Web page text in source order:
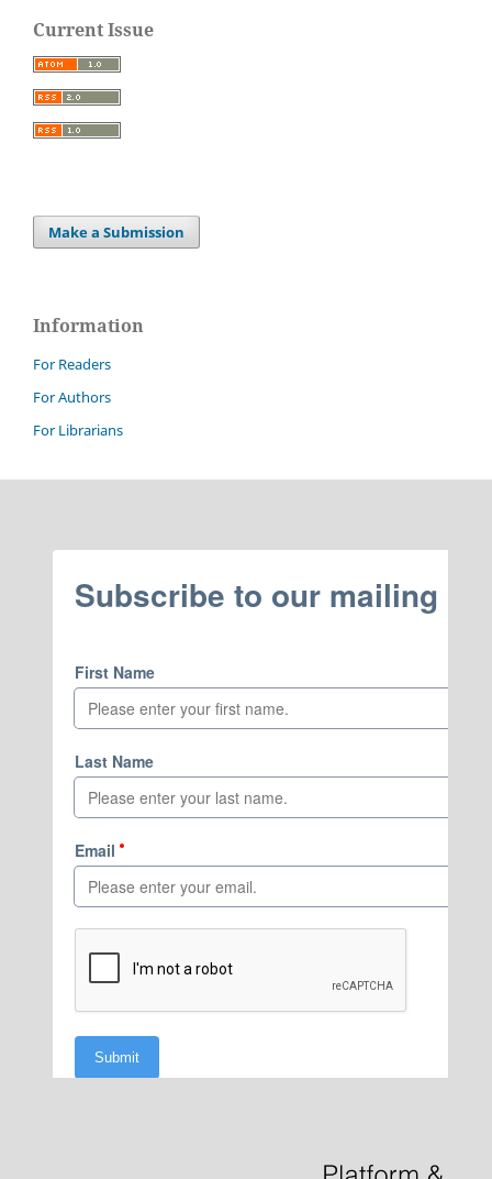
Current Issue
Make a Submission
Information
For Readers
For Authors
For Librarians